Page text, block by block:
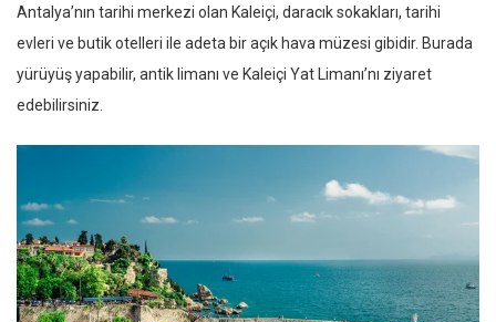
Antalya’nın tarihi merkezi olan Kaleiçi, daracık sokakları, tarihi
evleri ve butik otelleri ile adeta bir açık hava müzesi gibidir. Burada
yürüyüş yapabilir, antik limanı ve Kaleiçi Yat Limanı’nı ziyaret
edebilirsiniz.